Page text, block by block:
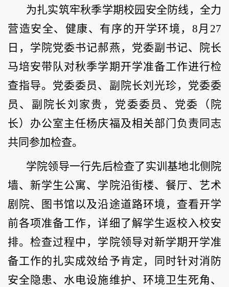
为扎实筑牢秋季学期校园安全防线，全力
营造安全、健康、有序的开学环境，8月27
日，学院党委书记郝燕，党委副书记、院长
马培安带队对秋季学期开学准备工作进行检
查指导。党委委员、副院长刘光珍，党委委
员、副院长刘家贵，党委委员、党委（院
长）办公室主任杨庆福及相关部门负责同志
共同参加检查。
学院领导一行先后检查了实训基地北侧院
墙、新学生公寓、学院沿街楼、餐厅、艺术
剧院、图书馆以及沿途道路环境，查看开学
前各项准备工作，详细了解学生返校入校安
排。检查过程中，学院领导对新学期开学准
备工作的扎实成效给予肯定，同时针对消防
安全隐患、水电设施维护、环境卫生死角、